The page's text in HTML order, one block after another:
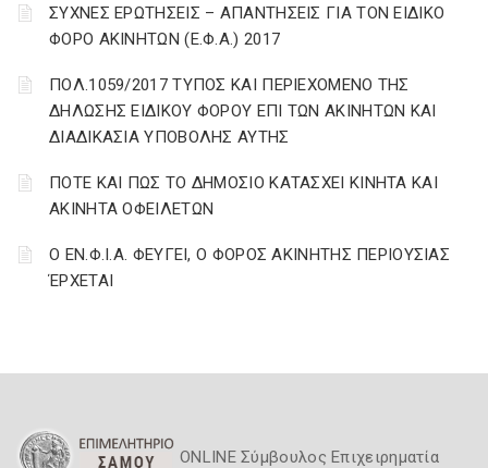
ΣΥΧΝΕΣ ΕΡΩΤΗΣΕΙΣ – ΑΠΑΝΤΗΣΕΙΣ ΓΙΑ ΤΟΝ ΕΙΔΙΚΟ
ΦΟΡΟ ΑΚΙΝΗΤΩΝ (Ε.Φ.Α.) 2017
ΠΟΛ.1059/2017 ΤΥΠΟΣ ΚΑΙ ΠΕΡΙΕΧΟΜΕΝΟ ΤΗΣ
ΔΗΛΩΣΗΣ ΕΙΔΙΚΟΥ ΦΟΡΟΥ ΕΠΙ ΤΩΝ ΑΚΙΝΗΤΩΝ ΚΑΙ
ΔΙΑΔΙΚΑΣΙΑ ΥΠΟΒΟΛΗΣ ΑΥΤΗΣ
ΠΟΤΕ ΚΑΙ ΠΩΣ ΤΟ ΔΗΜΟΣΙΟ ΚΑΤΑΣΧΕΙ ΚΙΝΗΤΑ ΚΑΙ
ΑΚΙΝΗΤΑ ΟΦΕΙΛΕΤΩΝ
Ο ΕΝ.Φ.Ι.Α. ΦΕΥΓΕΙ, Ο ΦΟΡΟΣ ΑΚΙΝΗΤΗΣ ΠΕΡΙΟΥΣΙΑΣ
ΈΡΧΕΤΑΙ
ONLINE Σύμβουλος Επιχειρηματία